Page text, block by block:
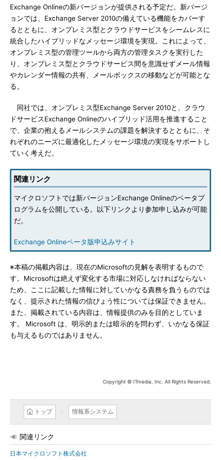
Exchange Onlineの新バージョンが提供される予定だ。新バージ
ョンでは、Exchange Server 2010の備えている機能をカバーす
るとともに、オンプレミス型とクラウドサービスをシームレスに
統合したハイブリッドなメッセージ環境を実現。これによって、
オンプレミス型の管理ツールから両方の管理タスクを実行した
り、オンプレミス型とクラウドサービス間を意識せずメール情報
やカレンダー情報の共有、メールボックスの移動などが可能とな
る。
同社では、オンプレミス型Exchange Server 2010と、クラウ
ドサービスExchange Onlineのハイブリッド活用を推進すること
で、企業の抱えるメールシステムの課題を解決するとともに、そ
れぞれのニーズに最適化したメッセージ環境の実現をサポートし
ていく考えだ。
関連リンク
マイクロソフトでは新バージョンExchange Onlineのベータプ
ログラムを公開している。以下リンクより参加申し込みが可能
だ。
Exchange Onlineベータ版申込みサイト
※本稿の掲載内容は、現在のMicrosoftの見解を表明するもので
す。Microsoftは絶えず変化する市場に対応しなければならない
ため、ここに記載した情報に対していかなる責務を負うものでは
なく、提示された情報の信ぴょう性については保証できません。
また、掲載されている内容は、情報提供のみを目的としていま
す。 Microsoft は、明示的または暗示的を問わず、いかなる保証
も与えるものではありません。
Copyright © ITmedia, Inc. All Rights Reserved.
トップ 情報系システム
関連リンク
日本マイクロソフト株式会社